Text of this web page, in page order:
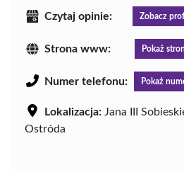
Czytaj opinie: Zobacz
Strona www: Pokaż
Numer telefonu: Pokaż
Lokalizacja: Jana III
Ostróda